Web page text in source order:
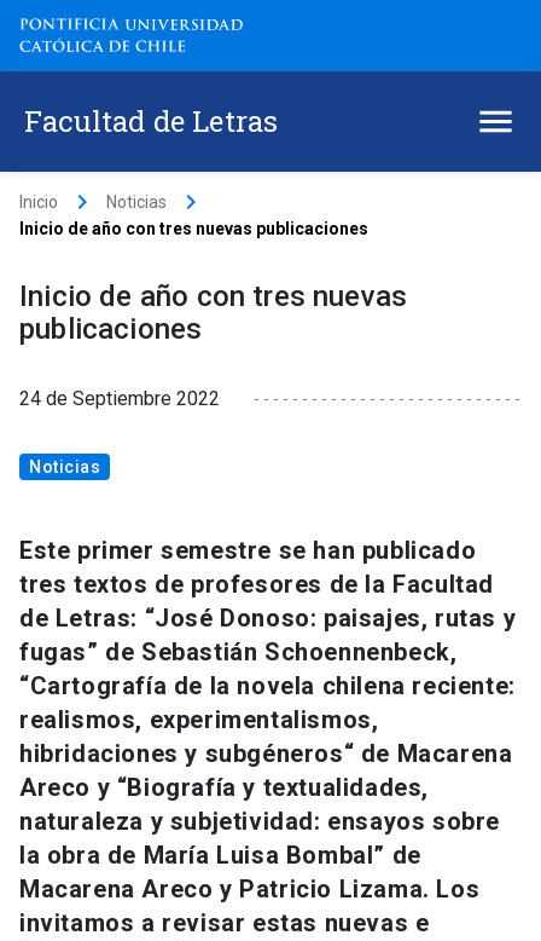
Facultad de Letras
Inicio keyboard_arrow_right Noticias keyboard_arrow_right
Inicio de año con tres nuevas publicaciones
Inicio de año con tres nuevas
publicaciones
24 de Septiembre 2022
Noticias
Este primer semestre se han publicado
tres textos de profesores de la Facultad
de Letras: “José Donoso: paisajes, rutas y
fugas” de Sebastián Schoennenbeck,
“Cartografía de la novela chilena reciente:
realismos, experimentalismos,
hibridaciones y subgéneros“ de Macarena
Areco y “Biografía y textualidades,
naturaleza y subjetividad: ensayos sobre
la obra de María Luisa Bombal” de
Macarena Areco y Patricio Lizama. Los
invitamos a revisar estas nuevas e